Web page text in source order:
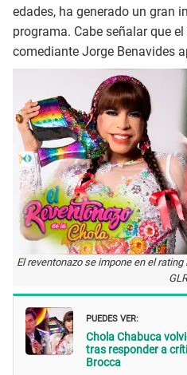
edades, ha generado un gran
programa. Cabe señalar que
comediante Jorge Benavides
El reventonazo se impone en el
GLR
PUEDES VER:
Chola Chabuca
tras responder a
Brocca